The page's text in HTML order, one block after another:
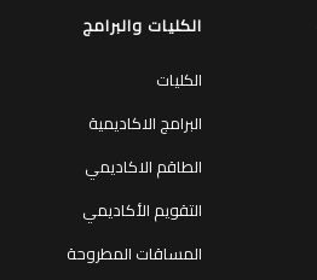
الكليات والبرامج
الكليات
البرامج الاكاديمية
الطاقم الاكاديمي
التقويم الأكاديمي
المساقات المطروحة